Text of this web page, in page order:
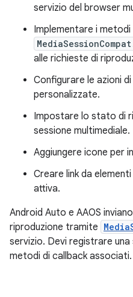
servizio del browser
Implementare i metodi
alle richieste di
Configurare le azioni
personalizzate.
Impostare lo stato di
sessione multimediale.
Aggiungere icone per
Creare link da
attiva.
Android Auto e AAOS
riproduzione tramite
servizio. Devi registrare
metodi di callback associati.